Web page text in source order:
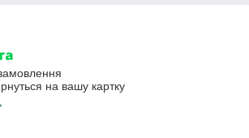
на вашу картку